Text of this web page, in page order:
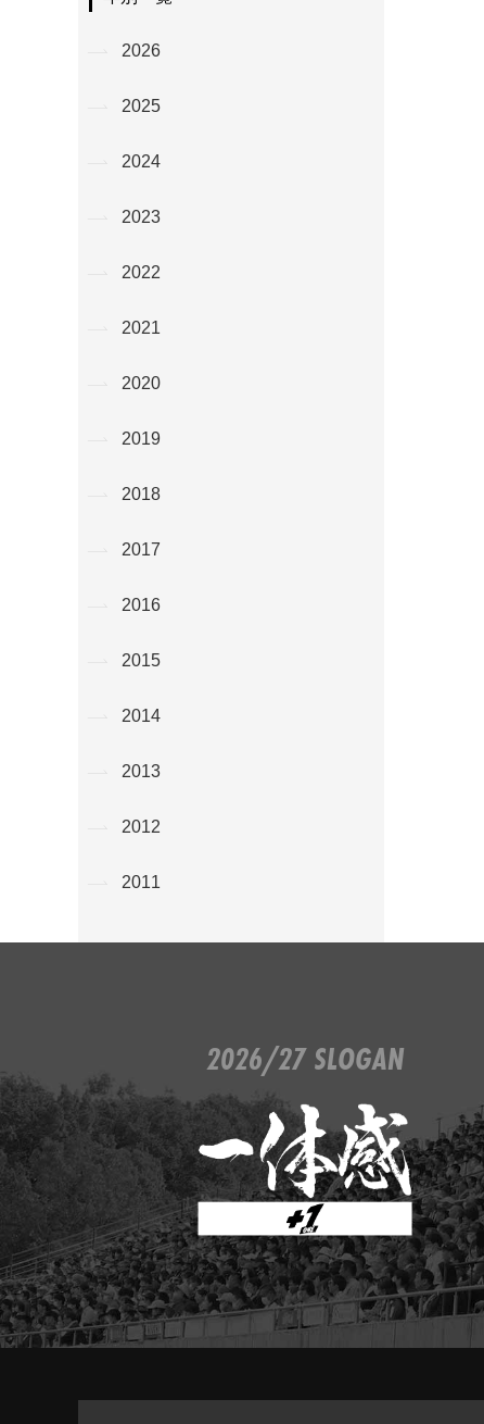
2026
2025
2024
2023
2022
2021
2020
2019
2018
2017
2016
2015
2014
2013
2012
2011
2026/27 SLOGAN